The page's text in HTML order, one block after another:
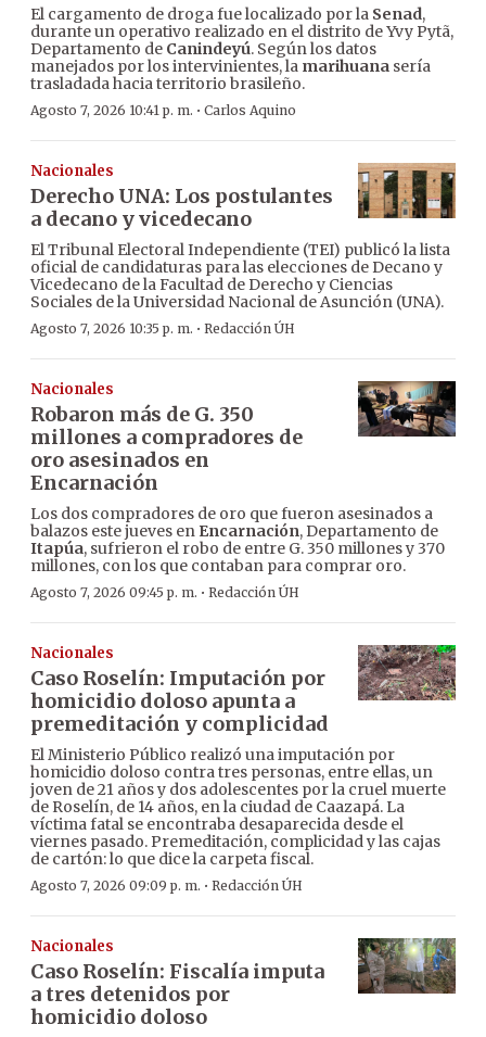
El cargamento de droga fue localizado por la Senad,
durante un operativo realizado en el distrito de Yvy Pytã,
Departamento de Canindeyú. Según los datos
manejados por los intervinientes, la marihuana sería
trasladada hacia territorio brasileño.
Agosto 7, 2026 10:41 p. m. · Carlos Aquino
Nacionales
Derecho UNA: Los postulantes
a decano y vicedecano
El Tribunal Electoral Independiente (TEI) publicó la lista
oficial de candidaturas para las elecciones de Decano y
Vicedecano de la Facultad de Derecho y Ciencias
Sociales de la Universidad Nacional de Asunción (UNA).
Agosto 7, 2026 10:35 p. m. · Redacción ÚH
Nacionales
Robaron más de G. 350
millones a compradores de
oro asesinados en
Encarnación
Los dos compradores de oro que fueron asesinados a
balazos este jueves en Encarnación, Departamento de
Itapúa, sufrieron el robo de entre G. 350 millones y 370
millones, con los que contaban para comprar oro.
Agosto 7, 2026 09:45 p. m. · Redacción ÚH
Nacionales
Caso Roselín: Imputación por
homicidio doloso apunta a
premeditación y complicidad
El Ministerio Público realizó una imputación por
homicidio doloso contra tres personas, entre ellas, un
joven de 21 años y dos adolescentes por la cruel muerte
de Roselín, de 14 años, en la ciudad de Caazapá. La
víctima fatal se encontraba desaparecida desde el
viernes pasado. Premeditación, complicidad y las cajas
de cartón: lo que dice la carpeta fiscal.
Agosto 7, 2026 09:09 p. m. · Redacción ÚH
Nacionales
Caso Roselín: Fiscalía imputa
a tres detenidos por
homicidio doloso